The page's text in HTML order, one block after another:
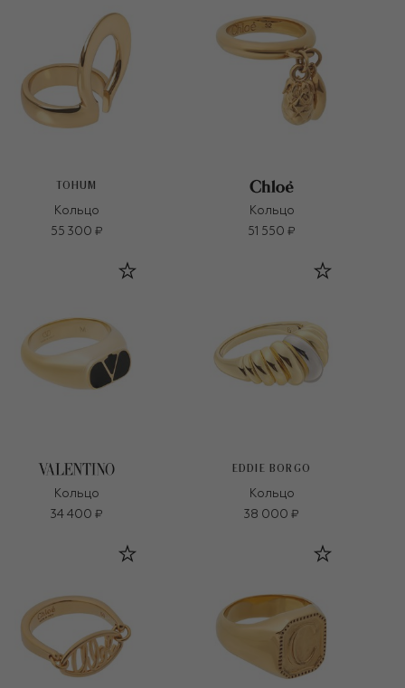
TOHUM
Кольцо
55 300 ₽
Кольцо
51 550 ₽
Кольцо
34 400 ₽
EDDIE BORGO
Кольцо
38 000 ₽